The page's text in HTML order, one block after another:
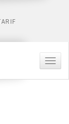
Menü